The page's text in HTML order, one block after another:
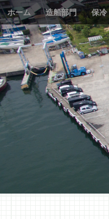
M
a
i
n
m
e
n
u
S
k
i
p
t
o
c
o
n
t
n
ホーム 造船部門 保